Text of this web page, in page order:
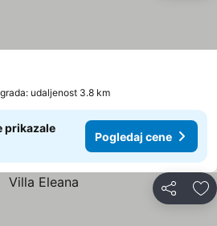
udaljenost 3.8 km
prikazale
Pogledaj cene
Deli